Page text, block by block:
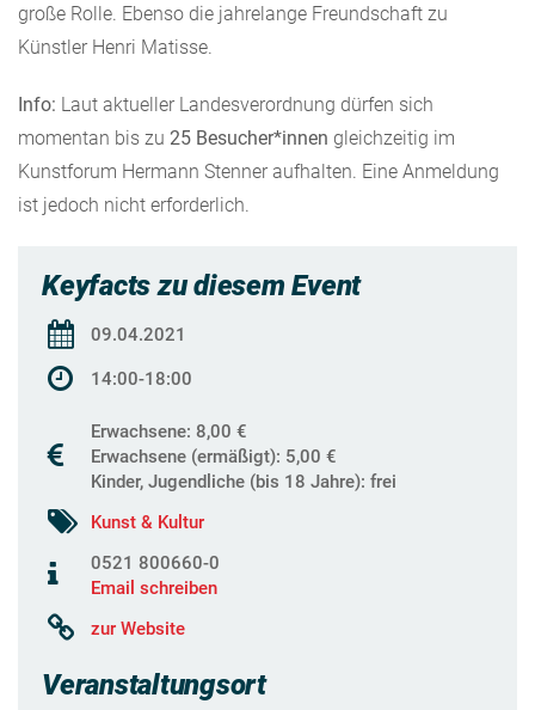
große Rolle. Ebenso die jahrelange Freundschaft zu
Künstler Henri Matisse.
Info: Laut aktueller Landesverordnung dürfen sich
momentan bis zu 25 Besucher*innen gleichzeitig im
Kunstforum Hermann Stenner aufhalten. Eine Anmeldung
ist jedoch nicht erforderlich.
Keyfacts zu diesem Event
09.04.2021
14:00-18:00
Erwachsene: 8,00 €
Erwachsene (ermäßigt): 5,00 €
Kinder, Jugendliche (bis 18 Jahre): frei
Kunst & Kultur
0521 800660-0
Email schreiben
zur Website
Veranstaltungsort